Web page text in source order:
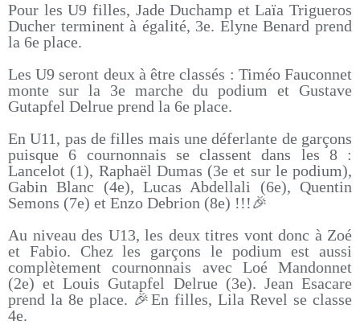
Pour les U9 filles, Jade Duchamp et Laïa Trigueros
Ducher terminent à égalité, 3e. Elyne Benard prend
la 6e place.
Les U9 seront deux à être classés : Timéo Fauconnet
monte sur la 3e marche du podium et Gustave
Gutapfel Delrue prend la 6e place.
En U11, pas de filles mais une déferlante de garçons
puisque 6 cournonnais se classent dans les 8 :
Lancelot (1), Raphaël Dumas (3e et sur le podium),
Gabin Blanc (4e), Lucas Abdellali (6e), Quentin
Semons (7e) et Enzo Debrion (8e) !!!🎉
Au niveau des U13, les deux titres vont donc à Zoé
et Fabio. Chez les garçons le podium est aussi
complètement cournonnais avec Loé Mandonnet
(2e) et Louis Gutapfel Delrue (3e). Jean Esacare
prend la 8e place. 🎉En filles, Lila Revel se classe
4e.